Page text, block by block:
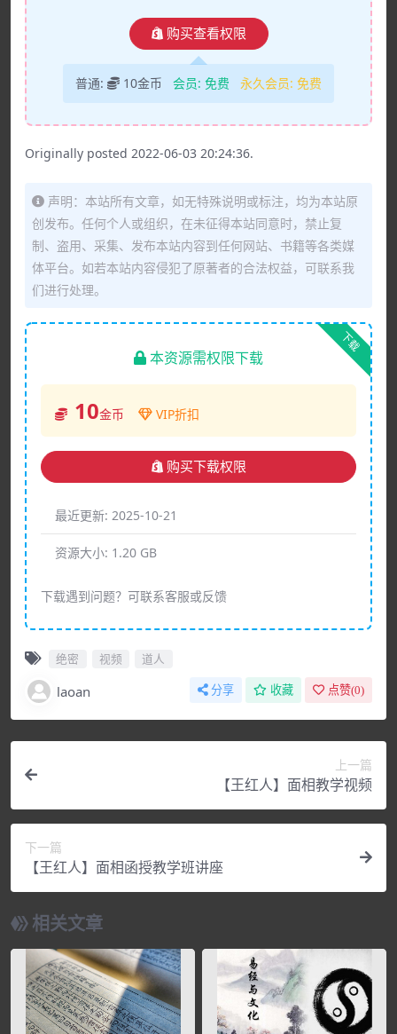
购买查看权限
普通: 10金币 会员: 免费 永久会员: 免费
Originally posted 2022-06-03 20:24:36.
声明：本站所有文章，如无特殊说明或标注，均为本站原
创发布。任何个人或组织，在未征得本站同意时，禁止复
制、盗用、采集、发布本站内容到任何网站、书籍等各类媒
体平台。如若本站内容侵犯了原著者的合法权益，可联系我
们进行处理。
下载
本资源需权限下载
10金币 VIP折扣
购买下载权限
最近更新: 2025-10-21
资源大小: 1.20 GB
下载遇到问题？可联系客服或反馈
绝密 视频 道人
laoan 分享 收藏 点赞(0)
上一篇
【王红人】面相教学视频
下一篇
【王红人】面相函授教学班讲座
相关文章